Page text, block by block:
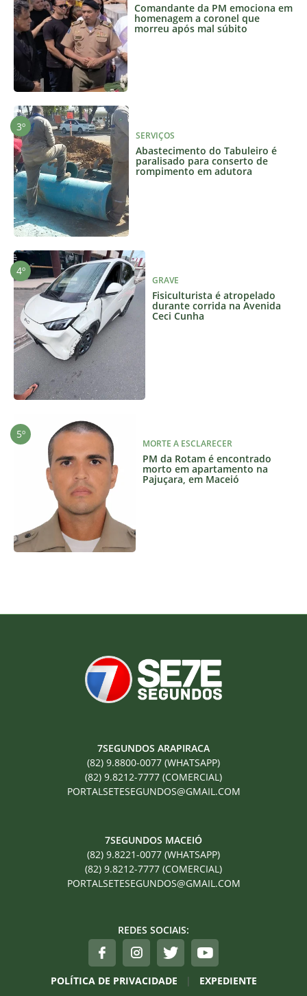
Comandante da PM emociona em
homenagem a coronel que
morreu após mal súbito
SERVIÇOS
Abastecimento do Tabuleiro é
paralisado para conserto de
rompimento em adutora
GRAVE
Fisiculturista é atropelado
durante corrida na Avenida
Ceci Cunha
MORTE A ESCLARECER
PM da Rotam é encontrado
morto em apartamento na
Pajuçara, em Maceió
7SEGUNDOS ARAPIRACA
(82) 9.8800-0077 (WHATSAPP)
(82) 9.8212-7777 (COMERCIAL)
PORTALSETESEGUNDOS@GMAIL.COM
7SEGUNDOS MACEIÓ
(82) 9.8221-0077 (WHATSAPP)
(82) 9.8212-7777 (COMERCIAL)
PORTALSETESEGUNDOS@GMAIL.COM
REDES SOCIAIS:
POLÍTICA DE PRIVACIDADE | EXPEDIENTE